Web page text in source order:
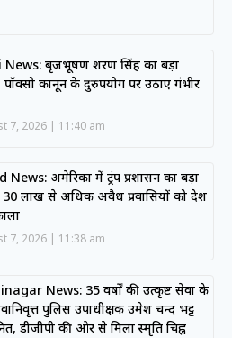
News: बृजभूषण शरण सिंह का बड़ा
पॉक्सो कानून के दुरुपयोग पर उठाए गंभीर
7, 2026 11:40 am
News: अमेरिका में ट्रंप प्रशासन का बड़ा
लाख से अधिक अवैध प्रवासियों को देश
7, 2026 11:38 am
News: 35 वर्षों की उत्कृष्ट सेवा के
पुलिस उपाधीक्षक उमेश चन्द भट्ट
डीजीपी की ओर से मिला स्मृति चिह्न